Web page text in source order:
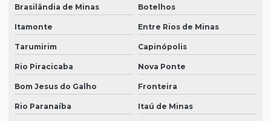
Brasilândia de Minas Botelhos
Itamonte Entre Rios de Minas
Tarumirim Capinópolis
Rio Piracicaba Nova Ponte
Bom Jesus do Galho Fronteira
Rio Paranaíba Itaú de Minas